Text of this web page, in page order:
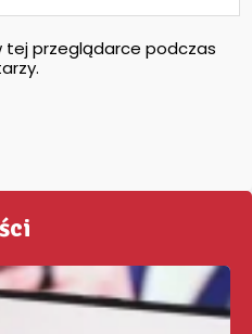
przeglądarce podczas